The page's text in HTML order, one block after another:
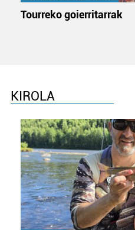
Tourreko goierritarrak
KIROLA